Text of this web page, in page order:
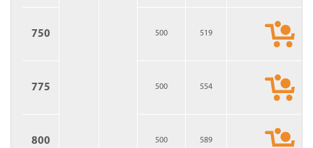
750 500 519
775 500 554
800 500 589